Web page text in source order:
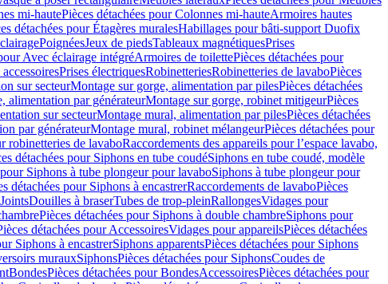
mi-hautePièces détachées pour Colonnes mi-hauteArmoires hautes
détachées pour Étagères muralesHabillages pour bâti-support Duofix
PoignéesJeux de piedsTableaux magnétiquesPrises
Avec éclairage intégréArmoires de toilettePièces détachées pour
Prises électriquesRobinetteriesRobinetteries de lavaboPièces
sur secteurMontage sur gorge, alimentation par pilesPièces détachées
alimentation par générateurMontage sur gorge, robinet mitigeurPièces
sur secteurMontage mural, alimentation par pilesPièces détachées
par générateurMontage mural, robinet mélangeurPièces détachées pour
robinetteries de lavaboRaccordements des appareils pour l’espace lavabo,
détachées pour Siphons en tube coudéSiphons en tube coudé, modèle
Siphons à tube plongeur pour lavaboSiphons à tube plongeur pour
détachées pour Siphons à encastrerRaccordements de lavaboPièces
JointsDouilles à braserTubes de trop-pleinRallongesVidages pour
Pièces détachées pour Siphons à double chambreSiphons pour
détachées pour AccessoiresVidages pour appareilsPièces détachées
Siphons à encastrerSiphons apparentsPièces détachées pour Siphons
murauxSiphonsPièces détachées pour SiphonsCoudes de
BondesPièces détachées pour BondesAccessoiresPièces détachées pour